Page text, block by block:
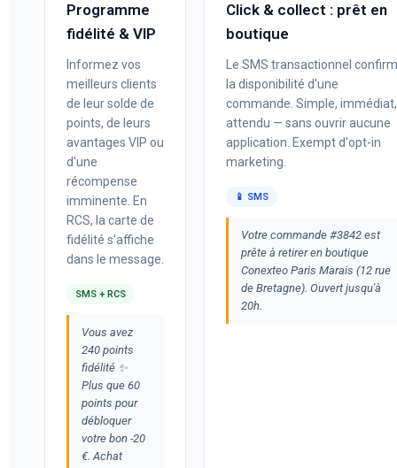
Programme
fidélité & VIP
Informez vos
meilleurs clients
de leur solde de
points, de leurs
avantages VIP ou
d'une
récompense
imminente. En
RCS, la carte de
fidélité s'affiche
dans le message.
SMS + RCS
Vous avez
240 points
fidélité ✨
Plus que 60
points pour
débloquer
votre bon -20
€. Achat
Click & collect : prêt en
boutique
Le SMS transactionnel
la disponibilité d'une
commande. Simple, immédiat,
attendu — sans ouvrir aucune
application. Exempt d'opt-in
marketing.
📱 SMS
Votre commande #3842 est
prête à retirer en boutique
Conexteo Paris Marais (12 rue
de Bretagne). Ouvert jusqu'à
20h.